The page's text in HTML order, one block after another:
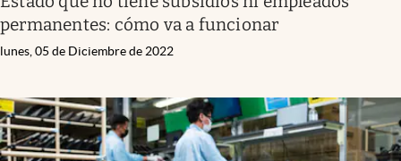
permanentes: cómo va a funcionar
lunes, 05 de Diciembre de 2022